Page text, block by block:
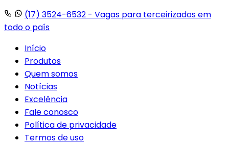
(17) 3524-6532 - Vagas para terceirizados em
todo o país
Início
Produtos
Quem somos
Notícias
Excelência
Fale conosco
Política de privacidade
Termos de uso